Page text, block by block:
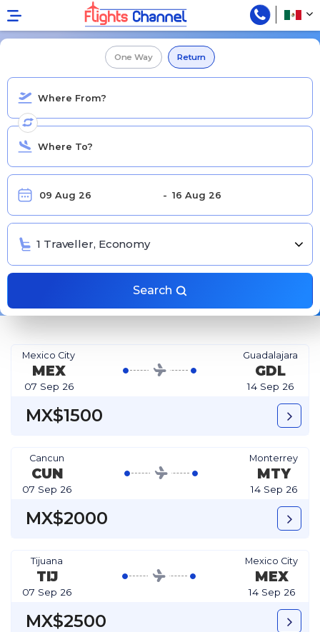
VIAJES DE ESTUDIANTES
One Way Return
1 Traveller, Economy
Search
Mexico City
MEX
07 Sep 26
Guadalajara
GDL
14 Sep 26
MX$1500
Cancun
CUN
07 Sep 26
Monterrey
MTY
14 Sep 26
MX$2000
Tijuana
TIJ
07 Sep 26
Mexico City
MEX
14 Sep 26
MX$2500